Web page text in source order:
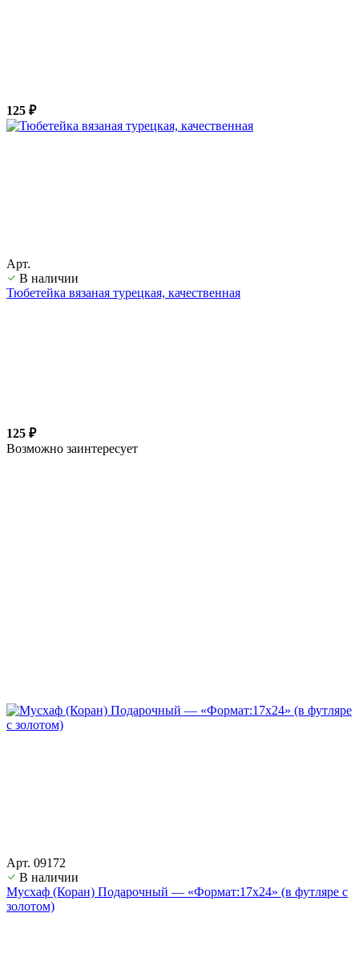
125 ₽
Арт.
В наличии
Тюбетейка вязаная турецкая, качественная
125 ₽
Возможно заинтересует
Арт. 09172
В наличии
Мусхаф (Коран) Подарочный — «Формат:17х24» (в футляре с
золотом)